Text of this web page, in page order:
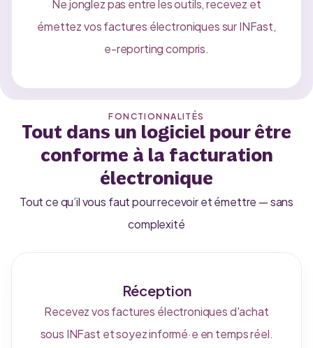
Ne jonglez pas entre les outils, recevez et
émettez vos factures électroniques sur INFast,
e-reporting compris.
FONCTIONNALITÉS
Tout dans un logiciel pour être
conforme à la facturation
électronique
Tout ce qu’il vous faut pour recevoir et émettre — sans
complexité
Réception
Recevez vos factures électroniques d'achat
sous INFast et soyez informé·e en temps réel.